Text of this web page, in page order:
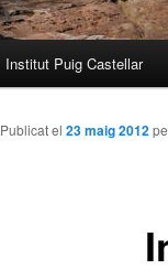
Institut Puig Castellar
Publicat el 23 maig 2012